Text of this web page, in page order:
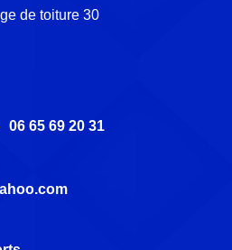
de toiture 30
06 65 69 20 31